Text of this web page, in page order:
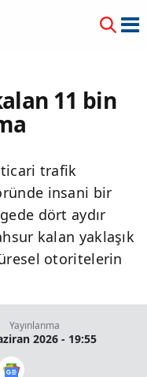
11 bin
ticari trafik
insani bir
dört aydır
kalan yaklaşık
otoritelerin
Yayınlanma
2026 - 19:55